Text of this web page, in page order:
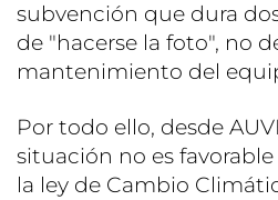
subvención que dura
de "hacerse la foto", no
mantenimiento del
Por todo ello, desde
situación no es
la ley de Cambio